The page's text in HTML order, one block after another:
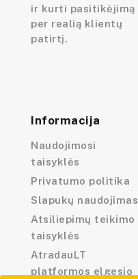
ir kurti pasitikėjimą
per realią klientų
patirtį.
Informacija
Naudojimosi
taisyklės
Privatumo politika
Slapukų naudojimas
Atsiliepimų teikimo
taisyklės
AtradauLT
platformos elgesio